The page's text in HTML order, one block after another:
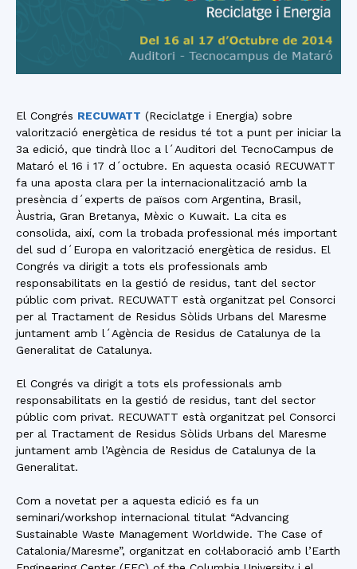
El Congrés RECUWATT (Reciclatge i Energia) sobre
valorització energètica de residus té tot a punt per iniciar la
3a edició, que tindrà lloc a l´Auditori del TecnoCampus de
Mataró el 16 i 17 d´octubre. En aquesta ocasió RECUWATT
fa una aposta clara per la internacionalització amb la
presència d´experts de països com Argentina, Brasil,
Àustria, Gran Bretanya, Mèxic o Kuwait. La cita es
consolida, així, com la trobada professional més important
del sud d´Europa en valorització energètica de residus. El
Congrés va dirigit a tots els professionals amb
responsabilitats en la gestió de residus, tant del sector
públic com privat. RECUWATT està organitzat pel Consorci
per al Tractament de Residus Sòlids Urbans del Maresme
juntament amb l´Agència de Residus de Catalunya de la
Generalitat de Catalunya.
El Congrés va dirigit a tots els professionals amb
responsabilitats en la gestió de residus, tant del sector
públic com privat. RECUWATT està organitzat pel Consorci
per al Tractament de Residus Sòlids Urbans del Maresme
juntament amb l’Agència de Residus de Catalunya de la
Generalitat.
Com a novetat per a aquesta edició es fa un
seminari/workshop internacional titulat “Advancing
Sustainable Waste Management Worldwide. The Case of
Catalonia/Maresme”, organitzat en col·laboració amb l’Earth